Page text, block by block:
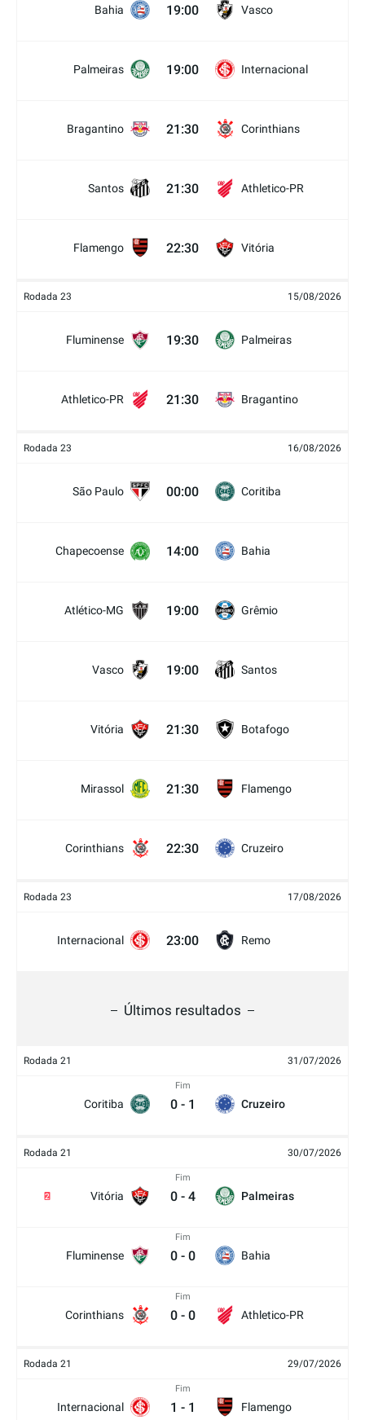
Bahia 19:00 Vasco
Palmeiras 19:00 Internacional
Bragantino 21:30 Corinthians
Santos 21:30 Athletico-PR
Flamengo 22:30 Vitória
Rodada 23 15/08/2026
Fluminense 19:30 Palmeiras
Athletico-PR 21:30 Bragantino
Rodada 23 16/08/2026
São Paulo 00:00 Coritiba
Chapecoense 14:00 Bahia
Atlético-MG 19:00 Grêmio
Vasco 19:00 Santos
Vitória 21:30 Botafogo
Mirassol 21:30 Flamengo
Corinthians 22:30 Cruzeiro
Rodada 23 17/08/2026
Internacional 23:00 Remo
Últimos resultados
Rodada 21 31/07/2026
Coritiba
Fim
0 - 1 Cruzeiro
Rodada 21 30/07/2026
Vitória
2
Fim
0 - 4 Palmeiras
Fluminense
Fim
0 - 0 Bahia
Corinthians
Fim
0 - 0 Athletico-PR
Rodada 21 29/07/2026
Internacional
Fim
1 - 1 Flamengo